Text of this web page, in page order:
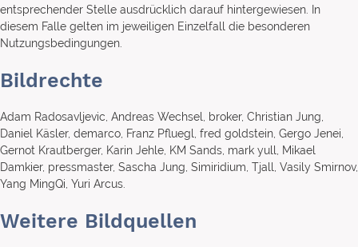
entsprechender Stelle ausdrücklich darauf hintergewiesen. In
diesem Falle gelten im jeweiligen Einzelfall die besonderen
Nutzungsbedingungen.
Bildrechte
Adam Radosavljevic, Andreas Wechsel, broker, Christian Jung,
Daniel Käsler, demarco, Franz Pfluegl, fred goldstein, Gergo Jenei,
Gernot Krautberger, Karin Jehle, KM Sands, mark yull, Mikael
Damkier, pressmaster, Sascha Jung, Simiridium, Tjall, Vasily Smirnov,
Yang MingQi, Yuri Arcus.
Weitere Bildquellen